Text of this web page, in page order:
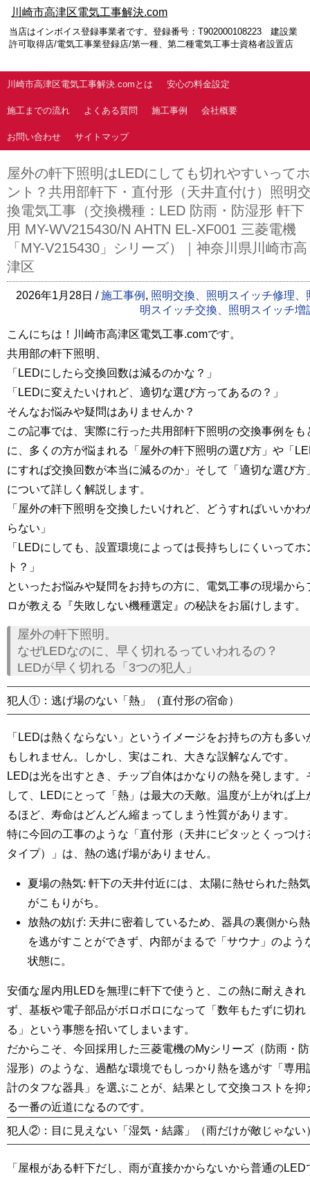
川崎市高津区電気工事解決.com
当店はインボイス登録事業者です。登録番号：T902000108223 建設業
許可取得店/電気工事業登録店/第一種、第二種電気工事士資格者設置店
川崎市高津区電気工事解決.comとは 安心の料金設定
施工までの流れ よくある質問 施工事例 会社概要
お問い合わせ サイトマップ
屋外の軒下照明はLEDにしても切れやすいってホ
ント？共用部軒下・直付形（天井直付け）照明
換電気工事（交換機種：LED 防雨・防湿形 軒下
用 MY-WV215430/N AHTN EL-XF001 三菱電機
「MY-V215430」シリーズ）｜神奈川県川崎市高
津区
2026年1月28日 /施工事例 , 照明交換、照明スイッチ修理、
明スイッチ交換、照明スイッチ増
こんにちは！川崎市高津区電気工事.comです。
共用部の軒下照明、
「LEDにしたら交換回数は減るのかな？」
「LEDに変えたいけれど、適切な選び方ってあるの？」
そんなお悩みや疑問はありませんか？
この記事では、実際に行った共用部軒下照明の交換事例をも
に、多くの方が悩まれる「屋外の軒下照明の選び方」や「
にすれば交換回数が本当に減るのか」そして「適切な選び方
について詳しく解説します。
「屋外の軒下照明を交換したいけれど、どうすればいいかわ
らない」
「LEDにしても、設置環境によっては長持ちしにくいってホ
ト？」
といったお悩みや疑問をお持ちの方に、 電気工事の現場から
ロが教える『失敗しない機種選定』の秘訣をお届けします。
屋外の軒下照明。
なぜLEDなのに、早く切れるっていわれるの？
LEDが早く切れる「3つの犯人」
犯人①：逃げ場のない「熱」（直付形の宿命）
「LEDは熱くならない」というイメージをお持ちの方も多い
もしれません。しかし、実はこれ、大きな誤解なんです。
LEDは光を出すとき、チップ自体はかなりの熱を発します。
して、
LEDにとって「熱」は最大の天敵。温度が上がれば上
るほど、寿命はどんどん縮まってしまう性質があります。
特に今回の工事のような 「直付形（天井にピタッとくっつけ
タイプ）」 は、熱の逃げ場がありません。
夏場の熱気: 軒下の天井付近には、太陽に熱せられた熱気
がこもりがち。
放熱の妨げ: 天井に密着しているため、器具の裏側から熱
を逃がすことができず、内部がまるで「サウナ」のよう
状態に。
安価な屋内用LEDを無理に軒下で使うと、この熱に耐えきれ
ず、基板や電子部品がボロボロになって「数年もたずに切れ
る」という事態を招いてしまいます。
だからこそ、今回採用した三菱電機のMyシリーズ（防雨・防
湿形）のような、過酷な環境でもしっかり熱を逃がす 「専用
計のタフな器具」
を選ぶことが、結果として交換コストを抑
る一番の近道になるのです。
犯人②：目に見えない「湿気・結露」（雨だけが敵じゃない
「屋根がある軒下だし、雨が直接かからないから普通のLED